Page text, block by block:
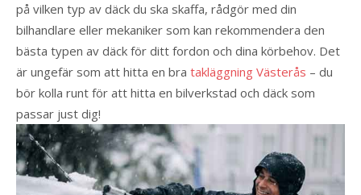
på vilken typ av däck du ska skaffa, rådgör med din
bilhandlare eller mekaniker som kan rekommendera den
bästa typen av däck för ditt fordon och dina körbehov. Det
är ungefär som att hitta en bra takläggning Västerås – du
bör kolla runt för att hitta en bilverkstad och däck som
passar just dig!